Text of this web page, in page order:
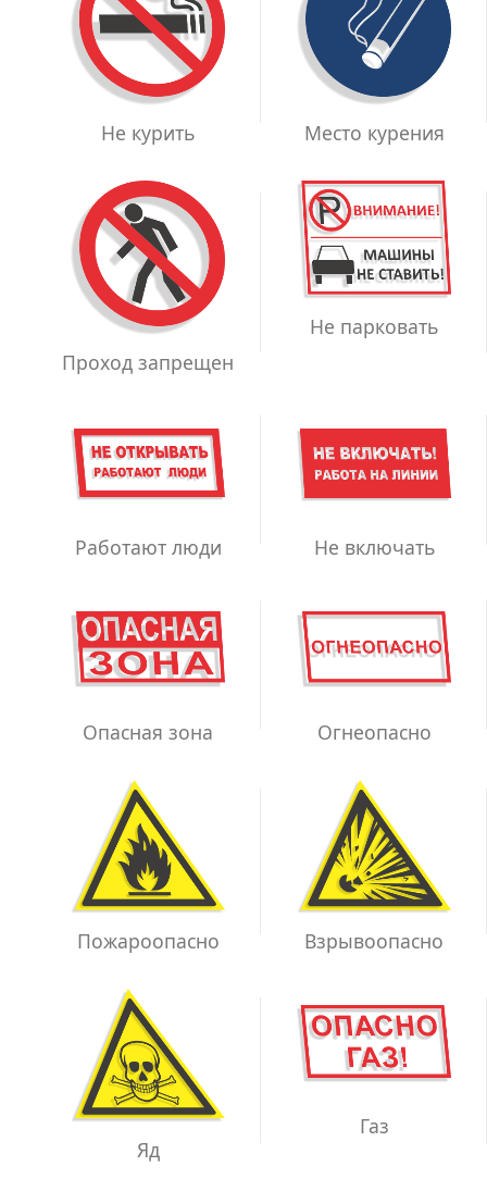
Не курить Место курения
Проход запрещен
Не парковать
Работают люди Не включать
Опасная зона Огнеопасно
Пожароопасно Взрывоопасно
Яд
Газ